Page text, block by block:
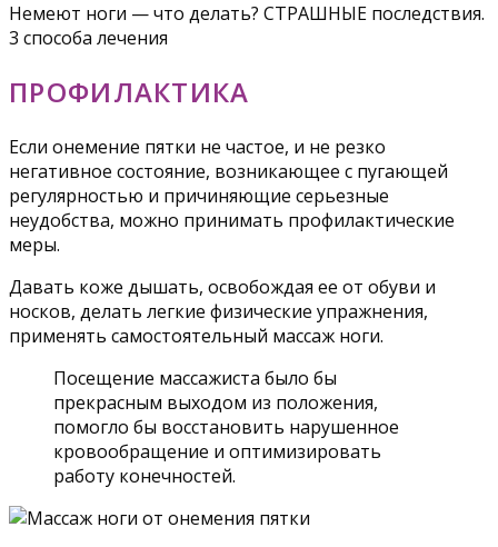
Немеют ноги — что делать? СТРАШНЫЕ последствия.
3 способа лечения
ПРОФИЛАКТИКА
Если онемение пятки не частое, и не резко
негативное состояние, возникающее с пугающей
регулярностью и причиняющие серьезные
неудобства, можно принимать профилактические
меры.
Давать коже дышать, освобождая ее от обуви и
носков, делать легкие физические упражнения,
применять самостоятельный массаж ноги.
Посещение массажиста было бы
прекрасным выходом из положения,
помогло бы восстановить нарушенное
кровообращение и оптимизировать
работу конечностей.